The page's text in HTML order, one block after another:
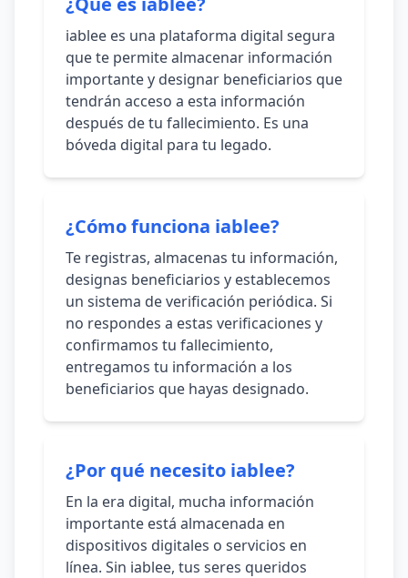
iablee es una plataforma digital segura
que te permite almacenar información
importante y designar beneficiarios que
tendrán acceso a esta información
después de tu fallecimiento. Es una
bóveda digital para tu legado.
¿Cómo funciona iablee?
Te registras, almacenas tu información,
designas beneficiarios y establecemos
un sistema de verificación periódica. Si
no respondes a estas verificaciones y
confirmamos tu fallecimiento,
entregamos tu información a los
beneficiarios que hayas designado.
¿Por qué necesito iablee?
En la era digital, mucha información
importante está almacenada en
dispositivos digitales o servicios en
línea. Sin iablee, tus seres queridos